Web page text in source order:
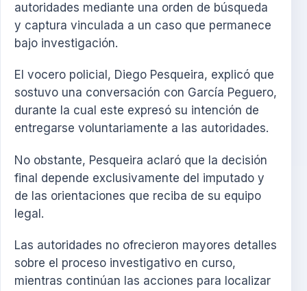
autoridades mediante una orden de búsqueda
y captura vinculada a un caso que permanece
bajo investigación.
El vocero policial, Diego Pesqueira, explicó que
sostuvo una conversación con García Peguero,
durante la cual este expresó su intención de
entregarse voluntariamente a las autoridades.
No obstante, Pesqueira aclaró que la decisión
final depende exclusivamente del imputado y
de las orientaciones que reciba de su equipo
legal.
Las autoridades no ofrecieron mayores detalles
sobre el proceso investigativo en curso,
mientras continúan las acciones para localizar